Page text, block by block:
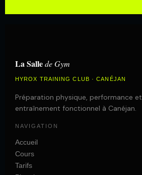
La Sallede Gym
HYROX TRAINING CLUB · CANÉJAN
Préparation physique, performance et
entraînement fonctionnel à Canéjan.
NAVIGATION
Accueil
Cours
Tarifs